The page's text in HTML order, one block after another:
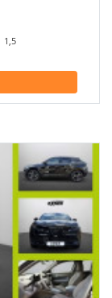
1,5